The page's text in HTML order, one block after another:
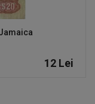
12 Lei